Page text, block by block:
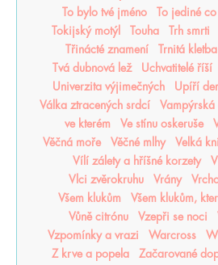
To bylo tvé jméno
To jediné
Tokijský motýl
Touha Trh smrti
Třinácté znamení
Trnitá kletba
Tvá dubnová lež
Uchvatitelé říší
Univerzita výjimečných
Upíří
Válka ztracených srdcí
Vampýrská
ve kterém
Ve stínu oskeruše
Věčná moře
Věčné mlhy Velká
Vílí zálety a hříšné korzety
Vlci zvěrokruhu
Vrány
Všem klukům
Všem klukům,
Vůně citrónu
Vzepři se noci
Vzpomínky a vrazi
Warcross
Z krve a popela
Začarované